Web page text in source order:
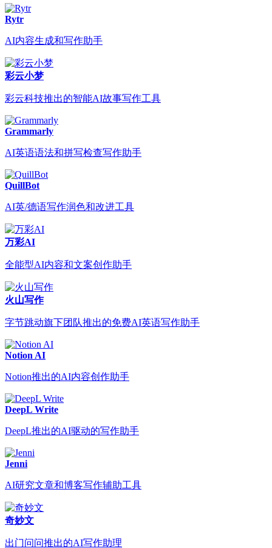
Rytr
AI内容生成和写作助手
彩云小梦
彩云科技推出的智能AI故事写作工具
Grammarly
AI英语语法和拼写检查写作助手
QuillBot
AI英/德语写作润色和改进工具
万彩AI
全能型AI内容和文案创作助手
火山写作
字节跳动旗下团队推出的免费AI英语写作助手
Notion AI
Notion推出的AI内容创作助手
DeepL Write
DeepL推出的AI驱动的写作助手
Jenni
AI研究文章和博客写作辅助工具
奇妙文
出门问问推出的AI写作助理